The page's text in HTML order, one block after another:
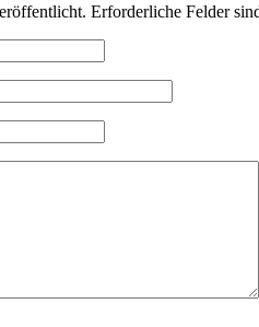
Erforderliche Felder